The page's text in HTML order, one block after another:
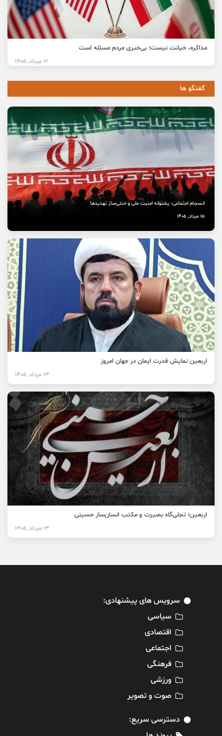
مذاکره، خیانت نیست؛ بی‌خبری مردم مسئله است
12 مرداد, 1405
گفتگو ها
انسجام اجتماعی؛ پشتوانه امنیت ملی و خنثی‌ساز تهدیدها
15 مرداد, 1405
اربعین نمایش قدرت ایمان در جهان امروز
13 مرداد, 1405
اربعین؛ تجلی‌گاه بصیرت و مکتب انسان‌ساز حسینی
13 مرداد, 1405
سرویس های پیشنهادی:
سیاسی
اقتصادی
اجتماعی
فرهنگی
ورزشی
صوت و تصویر
دسترسی سریع: